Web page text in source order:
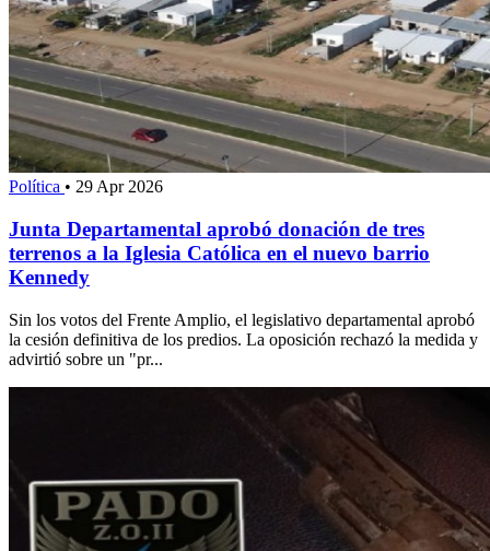
Política • 29 Apr 2026
Junta Departamental aprobó donación de tres
terrenos a la Iglesia Católica en el nuevo barrio
Kennedy
Sin los votos del Frente Amplio, el legislativo departamental aprobó
la cesión definitiva de los predios. La oposición rechazó la medida y
advirtió sobre un "pr...